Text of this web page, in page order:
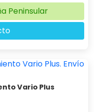
Peninsular
Vario Plus